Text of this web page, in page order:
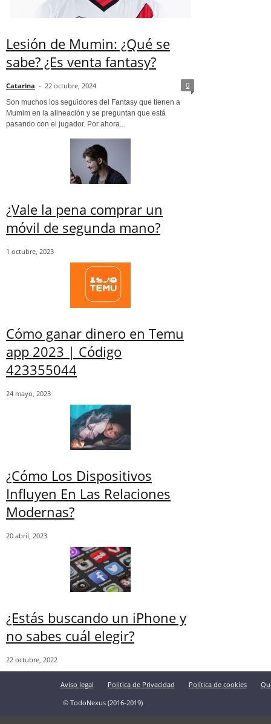
Lesión de Mumin: ¿Qué se
sabe? ¿Es venta fantasy?
Catarina - 22 octubre, 2024 0
Son muchos los seguidores del Fantasy que tienen a
Mumim en la alineación y se preguntan que está
pasando con el jugador. Por ahora...
¿Vale la pena comprar un
móvil de segunda mano?
1 octubre, 2023
Cómo ganar dinero en Temu
app 2023 | Código
423355044
24 mayo, 2023
¿Cómo Los Dispositivos
Influyen En Las Relaciones
Modernas?
20 abril, 2023
¿Estás buscando un iPhone y
no sabes cuál elegir?
22 octubre, 2022
Aviso legal Politica de Privacidad Política de cookies
© TodoNexus (2016-2019)